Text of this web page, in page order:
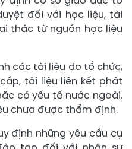
đối với học liệu, tài
thác từ nguồn học liệu
các tài liệu do tổ chức,
tài liệu liên kết phát
có yếu tố nước ngoài.
chưa được thẩm định.
định những yêu cầu cụ